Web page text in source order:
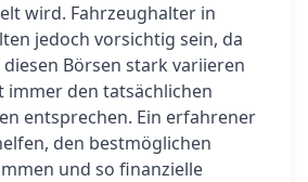
wird. Fahrzeughalter in
jedoch vorsichtig sein, da
Börsen stark variieren
immer den tatsächlichen
entsprechen. Ein erfahrener
den bestmöglichen
und so finanzielle